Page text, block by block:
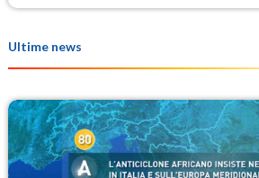
Ultime news